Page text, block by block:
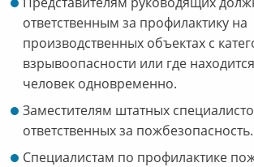
ответственным за профилактику на
производственных объектах с
взрывоопасности или где
человек одновременно.
Заместителям штатных
ответственных за пожбезопасность.
Специалистам по профилактике